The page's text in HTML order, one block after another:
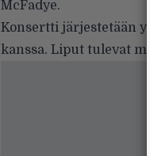
McFadye.
Konsertti järjestetään
kanssa. Liput tulevat